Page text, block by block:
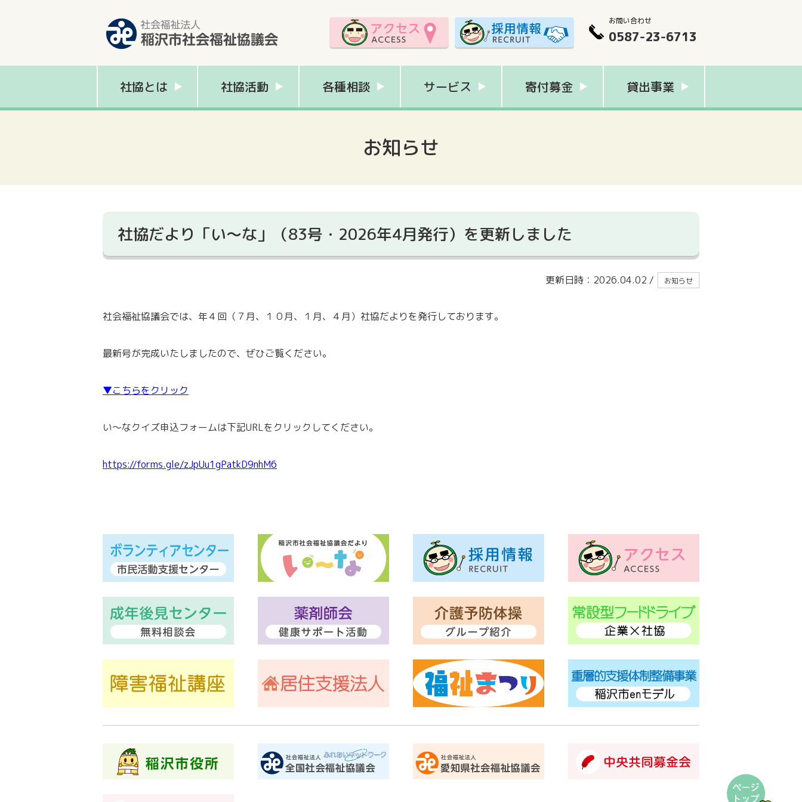
お問い合わせ
0587-23-6713
社協とは 社協活動 各種相談 サービス 寄付募金 貸出事業
お知らせ
社協だより「い～な」（83号・2026年4月発行）を更新しました
更新日時：2026.04.02 / お知らせ
社会福祉協議会では、年４回（７月、１０月、１月、４月）社協だよりを発行しております。
最新号が完成いたしましたので、ぜひご覧ください。
▼こちらをクリック
い～なクイズ申込フォームは下記URLをクリックしてください。
https://forms.gle/zJpUu1gPatkD9nhM6